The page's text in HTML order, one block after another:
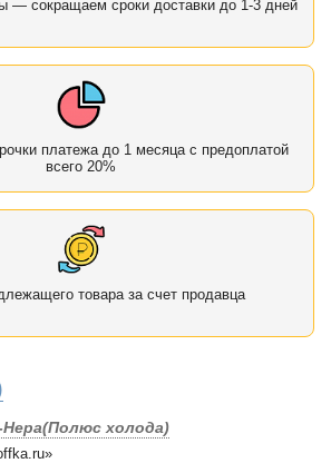
— сокращаем сроки доставки до 1-3 дней
платежа до 1 месяца с предоплатой
всего 20%
товара за счет продавца
холода)